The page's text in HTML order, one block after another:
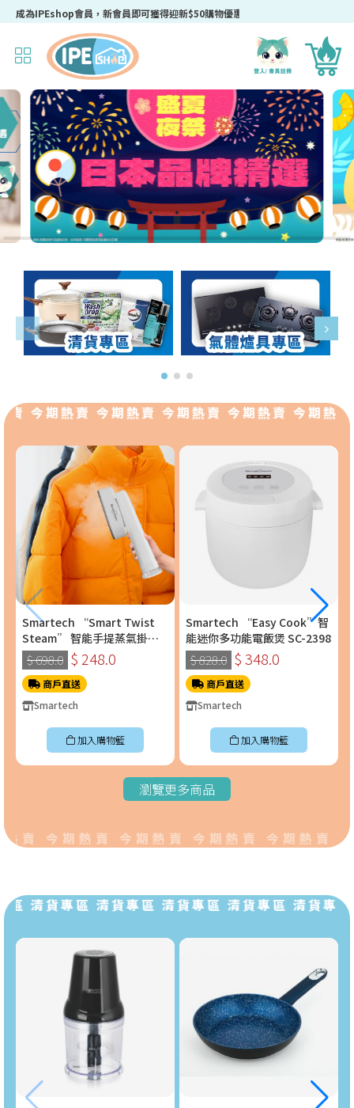
成為IPEshop會員，新會員即可獲得迎新$50購物優惠碼！
今期熱賣 今期熱賣 今期熱賣 今期熱賣 今期熱
Smartech “Smart Twist
Steam” 智能手提蒸氣掛燙
機 (SS-8108)
$ 698.0 $ 248.0
商戶直送
Smartech
加入購物籃
Smartech “Easy Cook”智
能迷你多功能電飯煲 SC-2398
$ 828.0 $ 348.0
商戶直送
Smartech
加入購物籃
瀏覽更多商品
賣 今期熱賣 今期熱賣 今期熱賣 今期熱賣
清貨專區 清貨專區 清貨專區 清貨專區 清貨專